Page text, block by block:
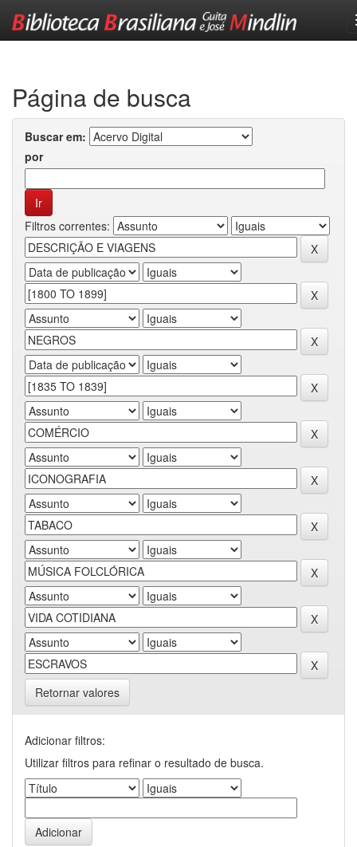
Página de busca
Buscar em:
por
Filtros correntes:
Retornar valores
Adicionar filtros:
Utilizar filtros para refinar o resultado de busca.